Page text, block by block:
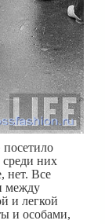
среди них
нет. Все
между
и легкой
и особами,